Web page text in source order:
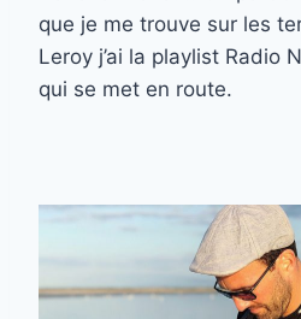
que je me trouve sur les
Leroy j’ai la playlist Radio
qui se met en route.